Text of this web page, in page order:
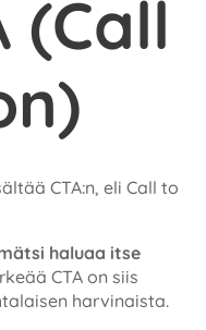
(Call
CTA:n, eli Call to
haluaa itse
CTA on siis
harvinaista.